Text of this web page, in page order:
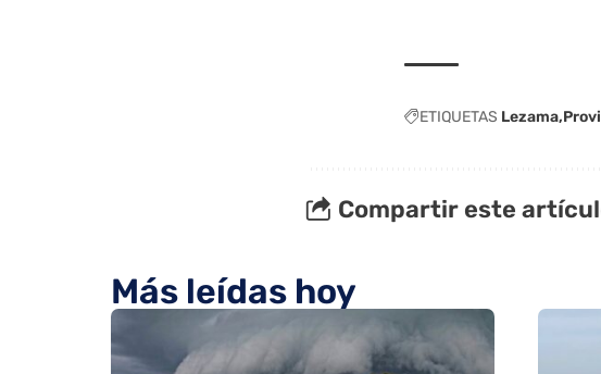
ETIQUETAS Lezama
Compartir este
Más leídas hoy